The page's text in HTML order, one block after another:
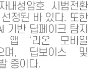
내성암호 시범전환
정된 바 있다. 또한
기반 딥페이크 탐지
앱 ‘라온 모바일
며, 딥보이스 및
중이다.